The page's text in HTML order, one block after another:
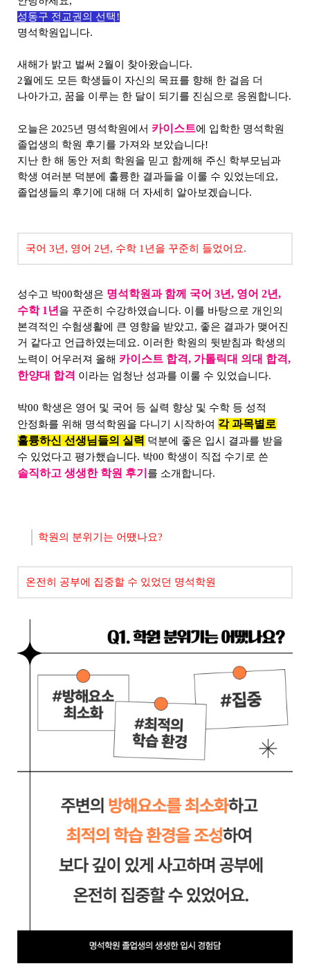
성동구 전교권의 선택!
명석학원입니다.
새해가 밝고 벌써 2월이 찾아왔습니다.
2월에도 모든 학생들이 자신의 목표를 향해 한 걸음 더
나아가고, 꿈을 이루는 한 달이 되기를 진심으로 응원합니다.
오늘은 2025년 명석학원에서 카이스트에 입학한 명석학원
졸업생의 학원 후기를 가져와 보았습니다!
지난 한 해 동안 저희 학원을 믿고 함께해 주신 학부모님과
학생 여러분 덕분에 훌륭한 결과들을 이룰 수 있었는데요,
졸업생들의 후기에 대해 더 자세히 알아보겠습니다.
국어 3년, 영어 2년, 수학 1년을 꾸준히 들었어요.
성수고 박00학생은 명석학원과 함께 국어 3년, 영어 2년,
수학 1년 을 꾸준히 수강하였습니다. 이를 바탕으로 개인의
본격적인 수험생활에 큰 영향을 받았고, 좋은 결과가 맺어진
거 같다고 언급하였는데요. 이러한 학원의 뒷받침과 학생의
노력이 어우러져 올해 카이스트 합격, 가톨릭대 의대 합격,
한양대 합격 이라는 엄청난 성과를 이룰 수 있었습니다.
박00 학생은 영어 및 국어 등 실력 향상 및 수학 등 성적
안정화를 위해 명석학원을 다니기 시작하여 각 과목별로
훌륭하신 선생님들의 실력 덕분에 좋은 입시 결과를 받을
수 있었다고 평가했습니다. 박00 학생이 직접 수기로 쓴
솔직하고 생생한 학원 후기 를 소개합니다.
학원의 분위기는 어땠나요?
온전히 공부에 집중할 수 있었던 명석학원